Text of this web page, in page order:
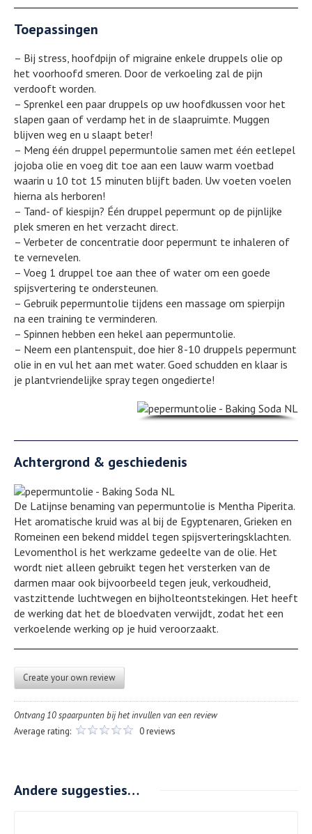
Toepassingen
– Bij stress, hoofdpijn of migraine enkele druppels olie op
het voorhoofd smeren. Door de verkoeling zal de pijn
verdooft worden.
– Sprenkel een paar druppels op uw hoofdkussen voor het
slapen gaan of verdamp het in de slaapruimte. Muggen
blijven weg en u slaapt beter!
– Meng één druppel pepermuntolie samen met één eetlepel
jojoba olie en voeg dit toe aan een lauw warm voetbad
waarin u 10 tot 15 minuten blijft baden. Uw voeten voelen
hierna als herboren!
– Tand- of kiespijn? Één druppel pepermunt op de pijnlijke
plek smeren en het verzacht direct.
– Verbeter de concentratie door pepermunt te inhaleren of
te vernevelen.
– Voeg 1 druppel toe aan thee of water om een goede
spijsvertering te ondersteunen.
– Gebruik pepermuntolie tijdens een massage om spierpijn
na een training te verminderen.
– Spinnen hebben een hekel aan pepermuntolie.
– Neem een plantenspuit, doe hier 8-10 druppels pepermunt
olie in en vul het aan met water. Goed schudden en klaar is
je plantvriendelijke spray tegen ongedierte!
Achtergrond & geschiedenis
De Latijnse benaming van pepermuntolie is Mentha Piperita.
Het aromatische kruid was al bij de Egyptenaren, Grieken en
Romeinen een bekend middel tegen spijsverteringsklachten.
Levomenthol is het werkzame gedeelte van de olie. Het
wordt niet alleen gebruikt tegen het versterken van de
darmen maar ook bijvoorbeeld tegen jeuk, verkoudheid,
vastzittende luchtwegen en bijholteontstekingen. Het heeft
de werking dat het de bloedvaten verwijdt, zodat het een
verkoelende werking op je huid veroorzaakt.
Create your own review
Ontvang 10 spaarpunten bij het invullen van een review
Average rating:
0 reviews
Andere suggesties…